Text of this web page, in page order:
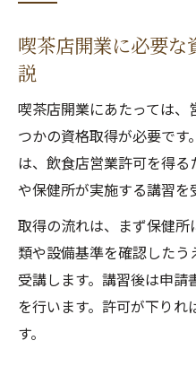
喫茶店開業に必要
説
喫茶店開業にあたっては、
つかの資格取得が必要で
は、飲食店営業許可を得
や保健所が実施する講習を
取得の流れは、まず保健
類や設備基準を確認した
受講します。講習後は申
を行います。許可が下り
す。